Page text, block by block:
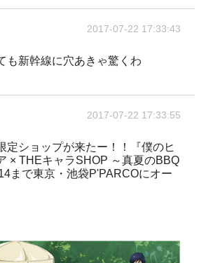
2017-07-22 17:33:43
も新幹線に穴あきゃ驚くわ
2017-07-22 17:33:55
定ショップが来たー！！『僕のヒ
× THEキャラSHOP ～真夏のBBQ
まで東京・池袋P'PARCOにオー